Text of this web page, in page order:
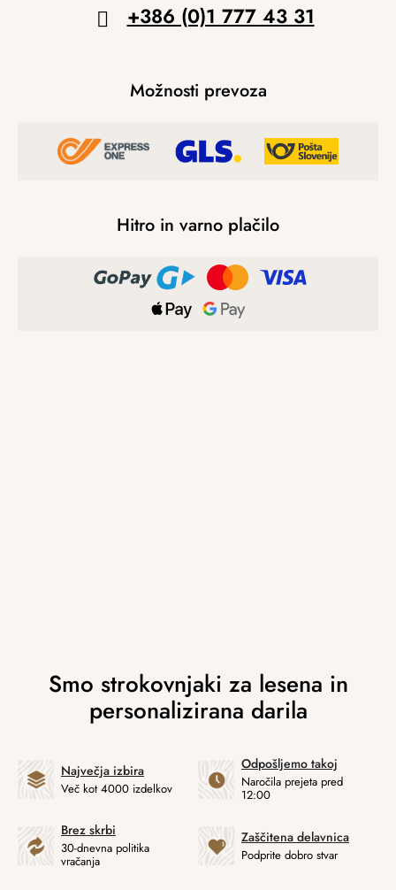
+386 (0)1 777 43 31
Možnosti prevoza
Hitro in varno plačilo
Največja izbira
Več kot 4000 izdelkov
Odpošljemo takoj
Naročila prejeta pred
12:00
Brez skrbi
30-dnevna politika
vračanja
Zaščitena delavnica
Podprite dobro stvar